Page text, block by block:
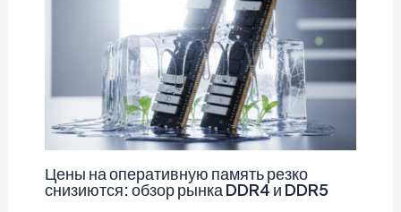
Цены на оперативную память резко
снизиются: обзор рынка DDR4 и DDR5